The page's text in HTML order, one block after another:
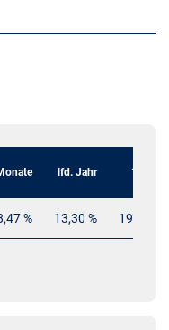
lfd. Jahr 1 Jahr
% 13,30 % 19,84 %